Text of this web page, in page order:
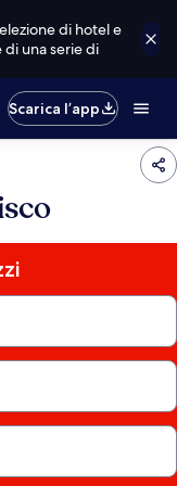
di hotel e
una serie di
Scarica l’app